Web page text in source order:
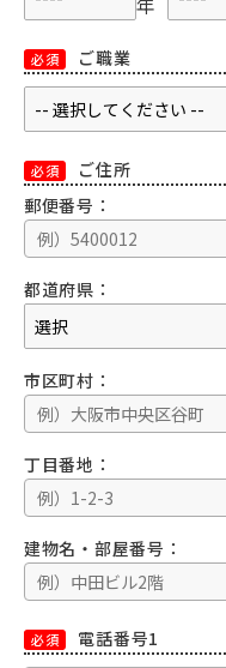
必須 ご職業
必須
ご住所
郵便番号：
都道府県：
市区町村：
丁目番地：
建物名・部屋番号：
必須 電話番号1